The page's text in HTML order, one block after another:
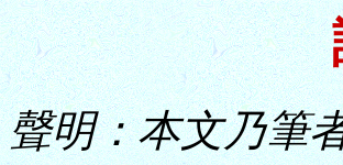
聲明：本文乃筆